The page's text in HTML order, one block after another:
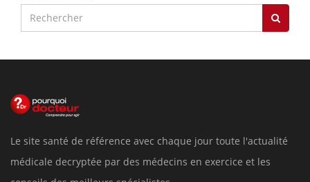
Le site santé de référence avec chaque jour toute l'actualité
médicale decryptée par des médecins en exercice et les